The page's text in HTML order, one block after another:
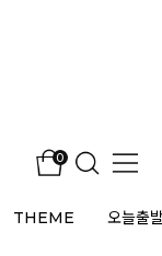
0
THEME 오늘출